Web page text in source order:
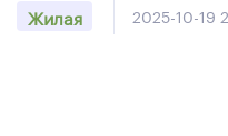
Жилая 2025-10-19